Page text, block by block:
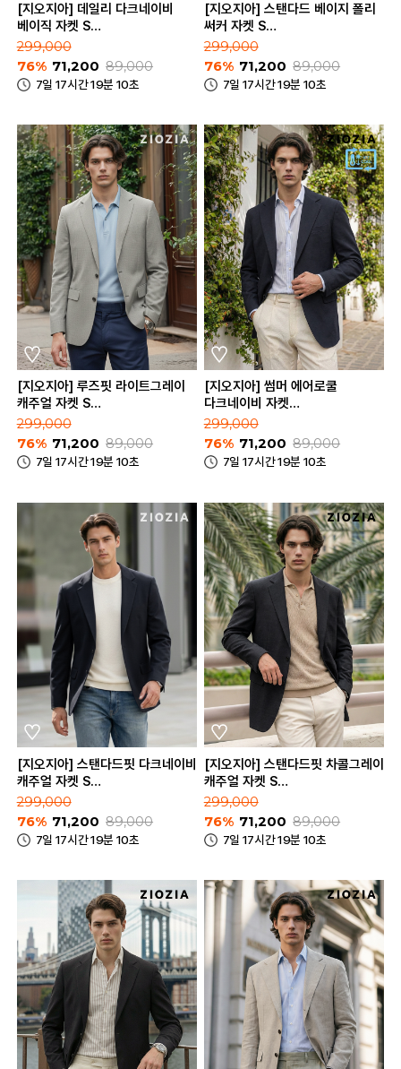
[지오지아] 데일리 다크네이비
베이직 자켓 S
(AAE2KG1602_DNV)
299,000
76% 71,200 89,000
7일 17시간 19분 10초
[지오지아] 스탠다드 베이지 폴리
써커 자켓 S
(AAE2KG1603_BE)
299,000
76% 71,200 89,000
7일 17시간 19분 10초
[지오지아] 루즈핏 라이트그레이
캐주얼 자켓 S
(AAE2KG1604_LGR)
299,000
76% 71,200 89,000
7일 17시간 19분 10초
[지오지아] 썸머 에어로쿨
다크네이비 자켓
(AEE2KG1101_DNV)
299,000
76% 71,200 89,000
7일 17시간 19분 10초
[지오지아] 스탠다드핏 다크네이비
캐주얼 자켓 S
(AAE2KG1601_DNV)
299,000
76% 71,200 89,000
7일 17시간 19분 10초
[지오지아] 스탠다드핏 차콜그레이
캐주얼 자켓 S
(AAE2KG1601_CGR)
299,000
76% 71,200 89,000
7일 17시간 19분 10초